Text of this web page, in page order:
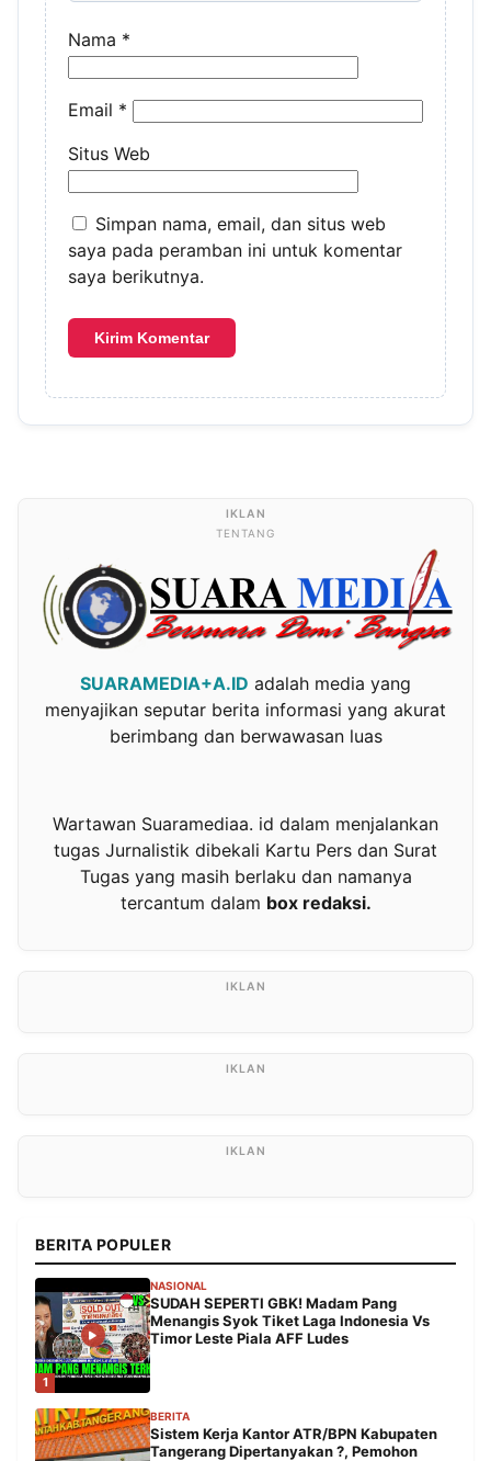
Nama *
Email *
Situs Web
Simpan nama, email, dan situs web
saya pada peramban ini untuk komentar
saya berikutnya.
TENTANG
SUARAMEDIA+A.ID adalah media yang
menyajikan seputar berita informasi yang akurat
berimbang dan berwawasan luas
Wartawan Suaramediaa. id dalam menjalankan
tugas Jurnalistik dibekali Kartu Pers dan Surat
Tugas yang masih berlaku dan namanya
tercantum dalam box redaksi.
BERITA POPULER
1
NASIONAL
SUDAH SEPERTI GBK! Madam Pang
Menangis Syok Tiket Laga Indonesia Vs
Timor Leste Piala AFF Ludes
BERITA
Sistem Kerja Kantor ATR/BPN Kabupaten
Tangerang Dipertanyakan ?, Pemohon